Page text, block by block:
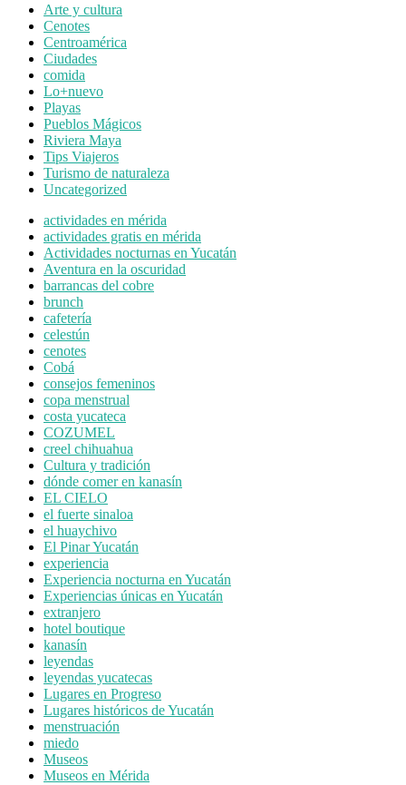
Arte y cultura
Cenotes
Centroamérica
Ciudades
comida
Lo+nuevo
Playas
Pueblos Mágicos
Riviera Maya
Tips Viajeros
Turismo de naturaleza
Uncategorized
actividades en mérida
actividades gratis en mérida
Actividades nocturnas en Yucatán
Aventura en la oscuridad
barrancas del cobre
brunch
cafetería
celestún
cenotes
Cobá
consejos femeninos
copa menstrual
costa yucateca
COZUMEL
creel chihuahua
Cultura y tradición
dónde comer en kanasín
EL CIELO
el fuerte sinaloa
el huaychivo
El Pinar Yucatán
experiencia
Experiencia nocturna en Yucatán
Experiencias únicas en Yucatán
extranjero
hotel boutique
kanasín
leyendas
leyendas yucatecas
Lugares en Progreso
Lugares históricos de Yucatán
menstruación
miedo
Museos
Museos en Mérida